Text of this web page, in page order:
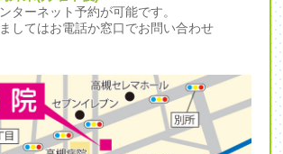
ターネット予約が可能です。
してはお電話か窓口でお問い合わせ